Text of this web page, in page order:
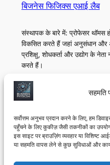
सहमति
सर्वोत्तम अनुभव प्रदान करने के लिए, हम
पहुँचने के लिए कुकीज़ जैसी तकनीकों का
इस साइट पर ब्राउज़िंग व्यवहार या
या सहमति वापस लेने से कुछ सुविधाओं और
बिजनेस फिजिक्स एआई लैब
संस्थापक के बारे में: प्रोफेसर थॉमस
विकसित करते हैं जहां अनुसंधान और
प्रशिक्षु, शोधकर्ता और उद्योग के
करते हैं।
के बारे में
अनुसंधान प्रोटोकॉल
मॉन्ट्रियल, क्यूबेक एआई लैब